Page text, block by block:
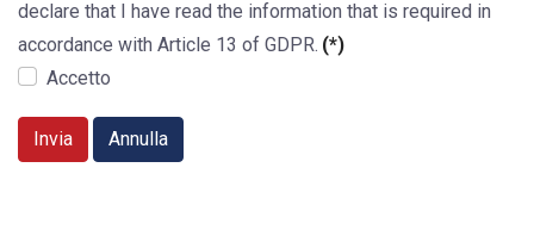
declare that I have read the information that is required in
accordance with Article 13 of GDPR. (*)
Accetto
Invia Annulla